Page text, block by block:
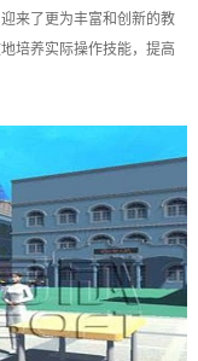
来了更为丰富和创新的教
培养实际操作技能，提高